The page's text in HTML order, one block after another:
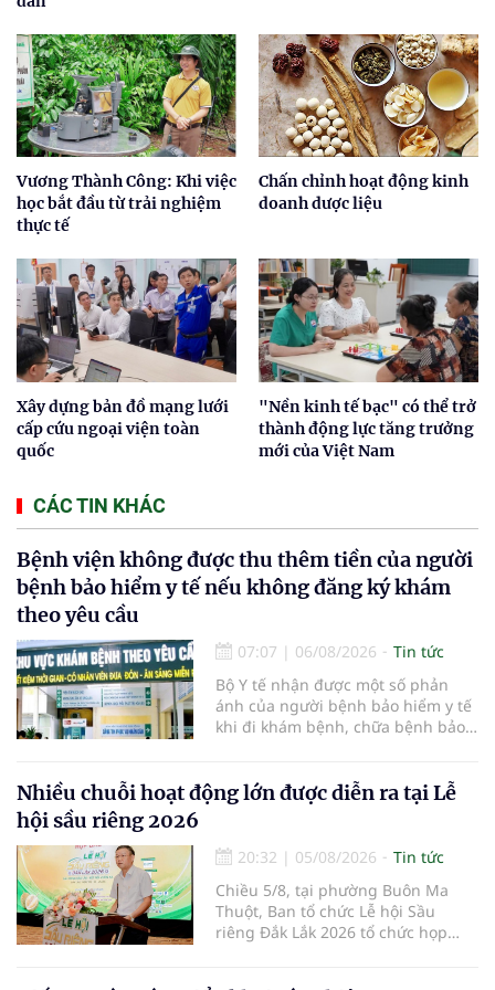
Vương Thành Công: Khi việc
học bắt đầu từ trải nghiệm
thực tế
Chấn chỉnh hoạt động kinh
doanh dược liệu
Xây dựng bản đồ mạng lưới
cấp cứu ngoại viện toàn
quốc
"Nền kinh tế bạc" có thể trở
thành động lực tăng trưởng
mới của Việt Nam
CÁC TIN KHÁC
Bệnh viện không được thu thêm tiền của người
bệnh bảo hiểm y tế nếu không đăng ký khám
theo yêu cầu
07:07 | 06/08/2026
Tin tức
Bộ Y tế nhận được một số phản
ánh của người bệnh bảo hiểm y tế
khi đi khám bệnh, chữa bệnh bảo
bệnh, chữa bệnh theo yêu cầu
nhưng vẫn phải nộp thêm các chi
phần cùng chi trả.
Nhiều chuỗi hoạt động lớn được diễn ra tại Lễ
hội sầu riêng 2026
20:32 | 05/08/2026
Tin tức
Chiều 5/8, tại phường Buôn Ma
Thuột, Ban tổ chức Lễ hội Sầu
riêng Đắk Lắk 2026 tổ chức họp